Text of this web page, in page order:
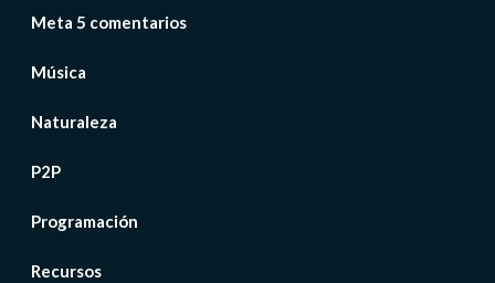
Meta 5 comentarios
Música
Naturaleza
P2P
Programación
Recursos